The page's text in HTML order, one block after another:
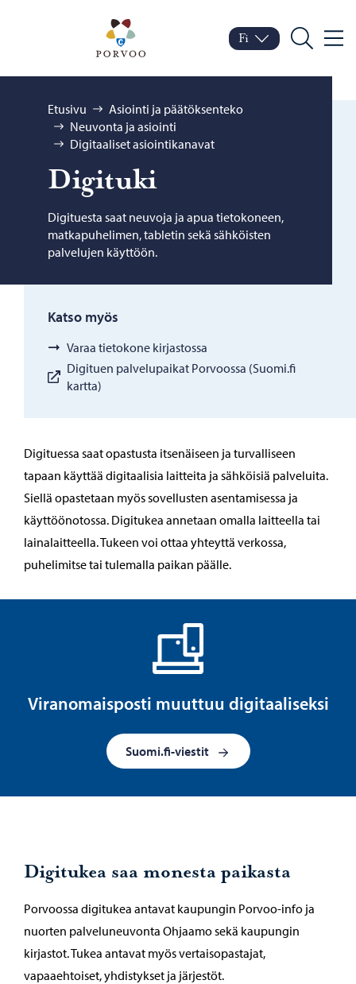
Porvoo – Siirry
Vaihda kieltä
Nykyinen kieli: Suomi
Fi
Hae
Selaa:
Etusivu
Asiointi ja päätöksenteko
Neuvonta ja asiointi
Digitaaliset asiointikanavat
Di­gi­tu­ki
Digituesta saat neuvoja ja apua tietokoneen,
matkapuhelimen, tabletin sekä sähköisten
palvelujen käyttöön.
Katso myös
Varaa tietokone kirjastossa
Digituen palvelupaikat Porvoossa (Suomi.fi
kartta)
Digituessa saat opastusta itsenäiseen ja turvalliseen
tapaan käyttää digitaalisia laitteita ja sähköisiä palveluita.
Siellä opastetaan myös sovellusten asentamisessa ja
käyttöönotossa. Digitukea annetaan omalla laitteella tai
lainalaitteella. Tukeen voi ottaa yhteyttä verkossa,
puhelimitse tai tulemalla paikan päälle.
Viranomaisposti muuttuu digitaaliseksi
Suomi.fi-viestit
Digitukea saa monesta paikasta
Porvoossa digitukea antavat kaupungin Porvoo-info ja
nuorten palveluneuvonta Ohjaamo sekä kaupungin
kirjastot. Tukea antavat myös vertaisopastajat,
vapaaehtoiset, yhdistykset ja järjestöt.